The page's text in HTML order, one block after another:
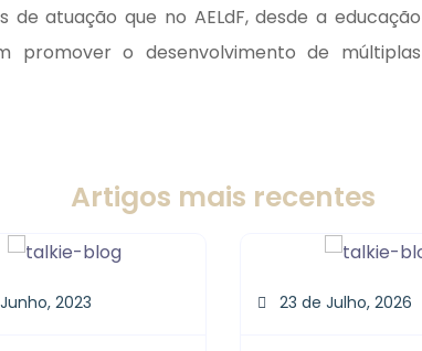
atuação que no AELdF, desde a educação
promover o desenvolvimento de múltiplas
Artigos mais recentes
2023 23 de Julho, 2026